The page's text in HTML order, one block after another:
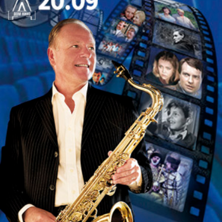
время. Мы споём гимн веселью, радости жизни,
живому общению и любви. Это философская
сказка для семейного просмотра.»
Режиссер, постановщик, автор пьесы– Ирина
Кондрашова
Сценография– Надежда Осипова
Художник по костюмам– Елизавета Пискунова
Композитор – Василий Тонковидов
Художник по свету – Митрич (Дмитрий Зименко)
Хореограф
– Владимир Чернышов
Медиа-художник
– Евгений Вершинин
Музыкальный руководитель– Александра
Чопик
Автор зонгов– Михаил Бартенев
Спектакль идет без антракта